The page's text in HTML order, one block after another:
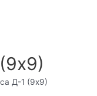
Д-1 (9х9)